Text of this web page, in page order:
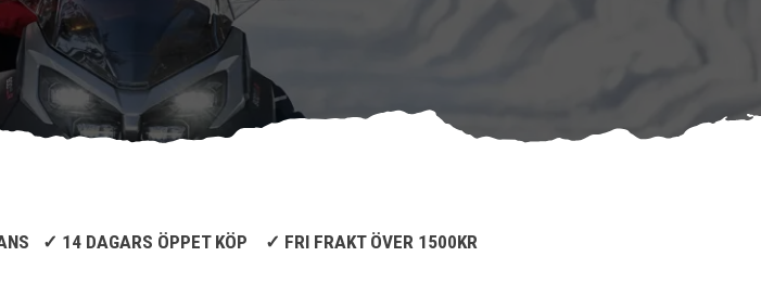
✓ 14 DAGARS ÖPPET KÖP ✓ FRI FRAKT ÖVER 1500KR